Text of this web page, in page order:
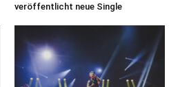
veröffentlicht neue Single